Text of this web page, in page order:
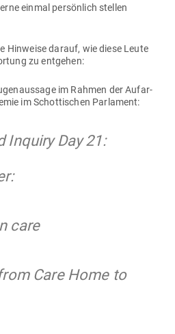
einmal per­sönlich stellen
Hin­weise darauf, wie diese Leute
zu entgehen:
im Rahmen der Auf­ar­
im Schot­ti­schen Parlament:
Inquiry Day 21:
care
Care Home to